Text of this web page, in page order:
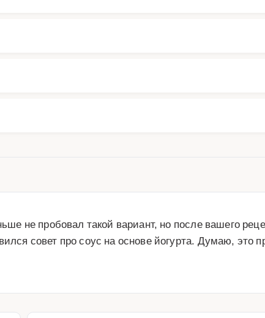
не пробовал такой вариант, но после вашего
совет про соус на основе йогурта. Думаю, это